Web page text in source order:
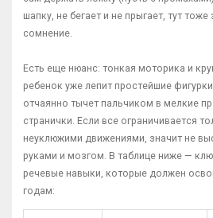
шапку, не бегает и не прыгает, тут
сомнение.
Есть еще нюанс: тонкая моторика и
ребенок уже лепит простейшие фигурки
отчаянно тычет пальчиком в мелкие
странички. Если все ограничивается
неуклюжими движениями, значит не
руками и мозгом. В таблице ниже —
речевые навыки, которые должен
годам: